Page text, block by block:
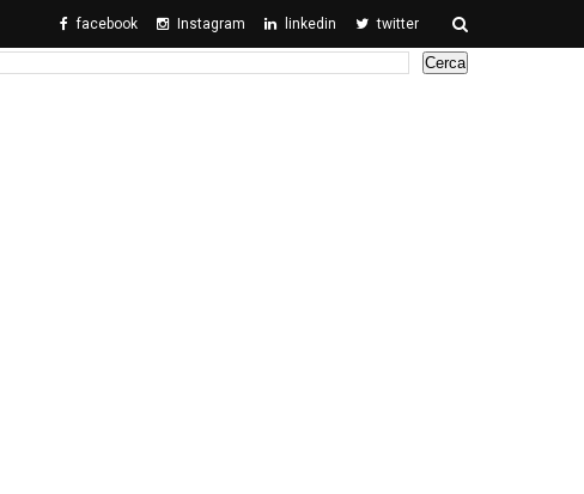
facebook Instagram linkedin twitter